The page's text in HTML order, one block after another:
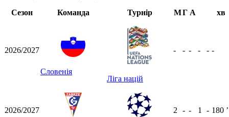
Сезон
Команда Турнір МГ А хв
2026/2027
Словенія
Ліга націй
- - - - - -
2026/2027 2 - - 1 - 180 ʼ